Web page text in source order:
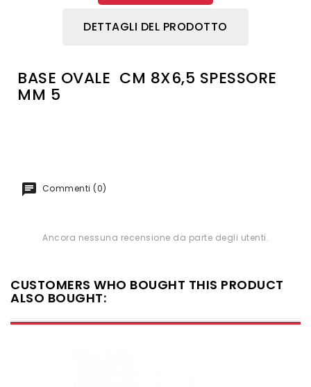
DETTAGLI DEL PRODOTTO
BASE OVALE CM 8X6,5 SPESSORE
MM 5
Commenti (0)
Ancora nessuna recensione da parte degli utenti.
CUSTOMERS WHO BOUGHT THIS PRODUCT
ALSO BOUGHT: